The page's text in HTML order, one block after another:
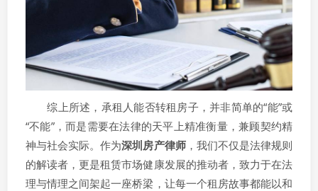
综上所述，承租人能否转租房子，并非简单的“能”或
“不能”，而是需要在法律的天平上精准衡量，兼顾契约精
神与社会实际。作为深圳房产律师，我们不仅是法律规则
的解读者，更是租赁市场健康发展的推动者，致力于在法
理与情理之间架起一座桥梁，让每一个租房故事都能以和